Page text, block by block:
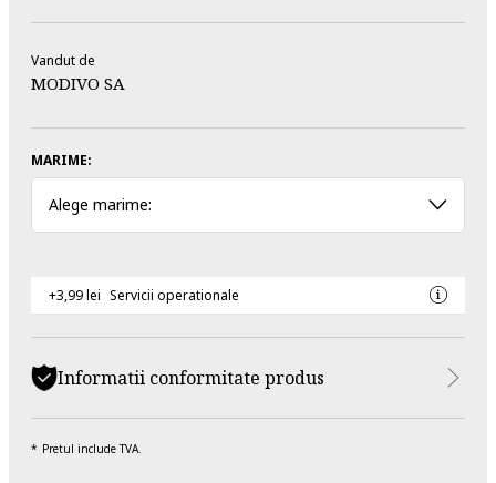
Vandut de
MODIVO SA
MARIME:
Alege marime:
+3,99 lei Servicii operationale
Informatii conformitate produs
Pretul include TVA.